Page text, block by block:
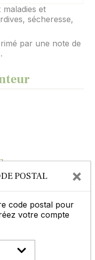
et
sécheresse,
par une note de
POSTAL ×
code postal pour
votre compte